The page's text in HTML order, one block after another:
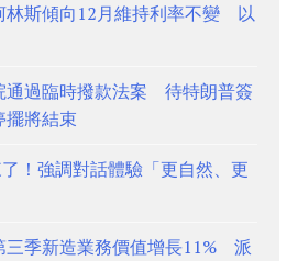
林斯傾向12月維持利率不變 以
通過臨時撥款法案 待特朗普簽
擺將結束
！強調對話體驗「更自然、更
三季新造業務價值增長11% 派